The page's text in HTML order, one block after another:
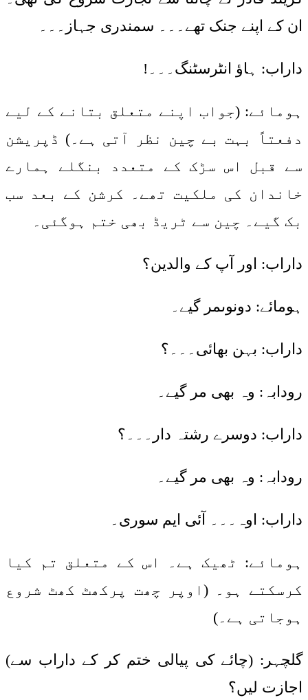
ان کے اپنے جنک تھے۔۔۔ سمندری جہاز۔۔۔
داراب: ہاؤ انٹرسٹنگ۔۔۔!
ہومائے: (جواب اپنے متعلق بتانے کے لیے
دفعتاً بہت بے چین نظر آتی ہے۔) ڈپریشن
سے قبل اس سڑک کے متعدد بنگلے ہمارے
خاندان کی ملکیت تھے۔ کرشن کے بعد سب
بک گیے۔ چین سے ٹریڈ بھی ختم ہوگئی۔
داراب: اور آپ کے والدین؟
ہومائے: دونوںمر گیے۔
داراب: بہن بھائی۔۔۔؟
رودابہ: وہ بھی مر گیے۔
داراب: دوسرے رشتہ دار۔۔۔؟
رودابہ: وہ بھی مر گیے۔
داراب: اوہ۔۔۔ آئی ایم سوری۔
ہومائے: ٹھیک ہے۔ اس کے متعلق تم کیا
کرسکتے ہو۔ (اوپر چھت پرکھٹ کھٹ شروع
ہوجاتی ہے۔)
گلچہر: (چائے کی پیالی ختم کر کے داراب سے)
اجازت لیں؟